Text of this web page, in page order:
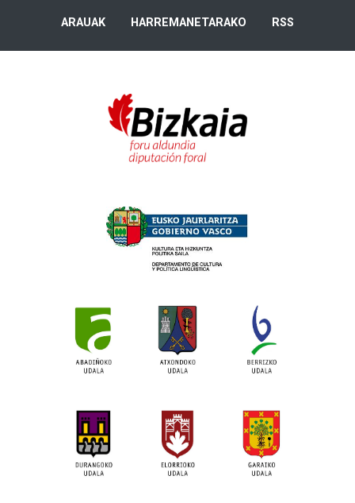
ARAUAK HARREMANETARAKO RSS